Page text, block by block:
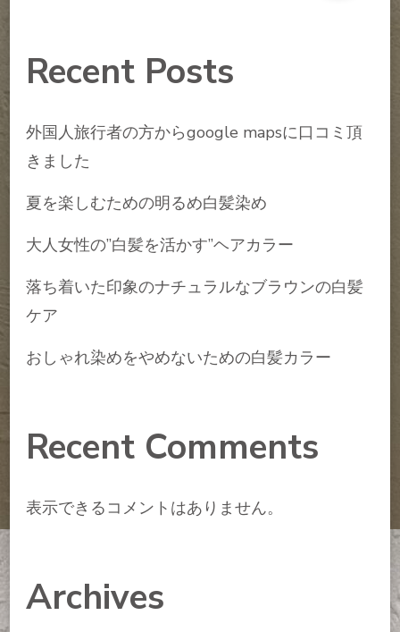
Recent Posts
外国人旅行者の方からgoogle mapsに口コミ頂
きました
夏を楽しむための明るめ白髪染め
大人女性の”白髪を活かす”ヘアカラー
落ち着いた印象のナチュラルなブラウンの白髪
ケア
おしゃれ染めをやめないための白髪カラー
Recent Comments
表示できるコメントはありません。
Archives